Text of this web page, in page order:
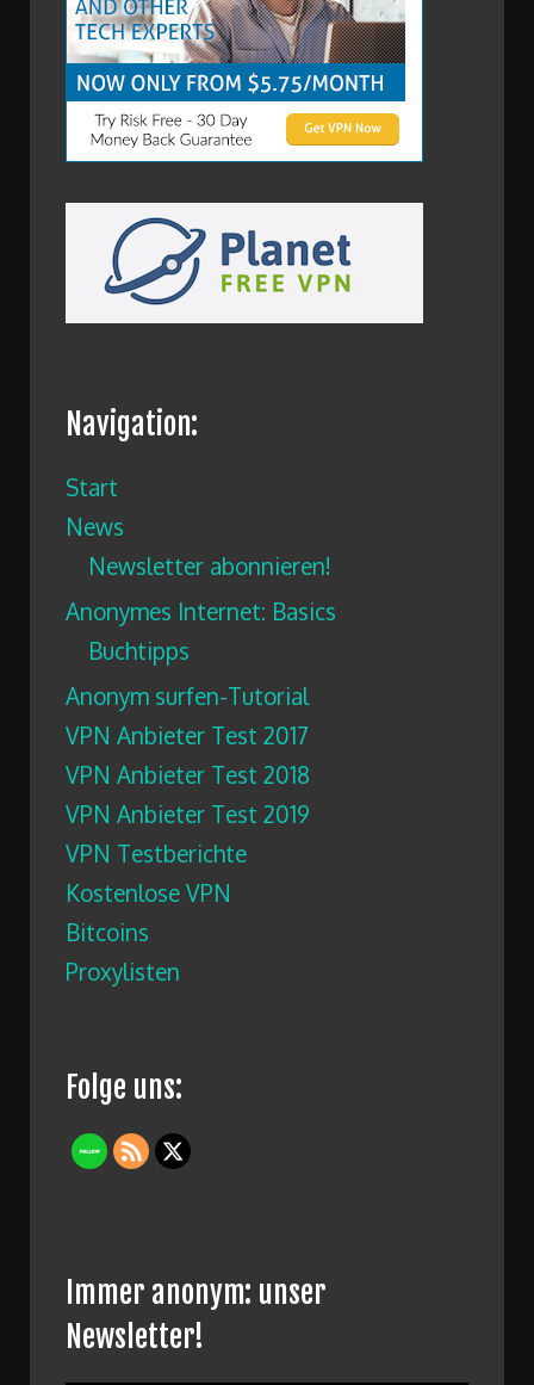
Navigation:
Start
News
Newsletter abonnieren!
Anonymes Internet: Basics
Buchtipps
Anonym surfen-Tutorial
VPN Anbieter Test 2017
VPN Anbieter Test 2018
VPN Anbieter Test 2019
VPN Testberichte
Kostenlose VPN
Bitcoins
Proxylisten
Folge uns:
Immer anonym: unser
Newsletter!